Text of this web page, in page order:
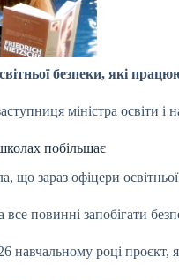
безпеки, які
міністра освіти
побільшає
що зараз офіцери
все повинні запобігати
навчальному році проєкт,